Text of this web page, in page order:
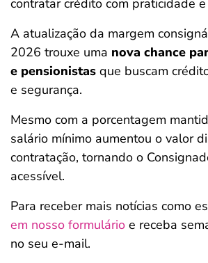
contratar crédito com praticidade
A atualização da margem
2026 trouxe uma nova chance
e pensionistas que buscam
e segurança.
Mesmo com a porcentagem
salário mínimo aumentou o valor
contratação, tornando o
acessível.
Para receber mais notícias como
em nosso formulário e receba
no seu e-mail.